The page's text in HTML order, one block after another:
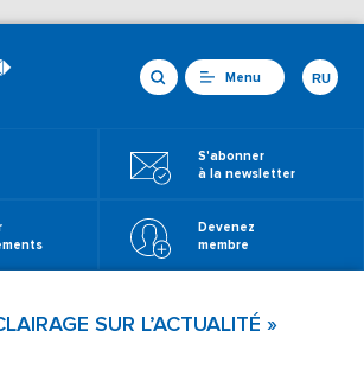
Menu
S'abonner
à la newsletter
Devenez
membre
RU
SUR L’ACTUALITÉ »